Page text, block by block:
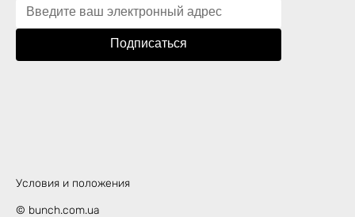
Подписаться
Условия и положения
© bunch.com.ua